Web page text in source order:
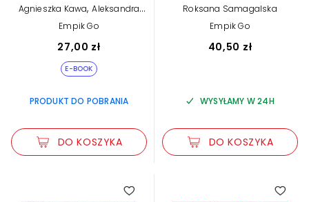
Empik Go Short (e-book)
Agnieszka Kawa,Aleksandra
Kubas-Chojna
Nadgrodkiewicz,
Maciuga, Przemysław
Wechterowicz
Empik Go
27,00 zł
E-BOOK
PRODUKT DO POBRANIA
DO KOSZYKA
Roksana Samagalska
Empik Go
40,50 zł
WYSYŁAMY W 24H
DO KOSZYKA